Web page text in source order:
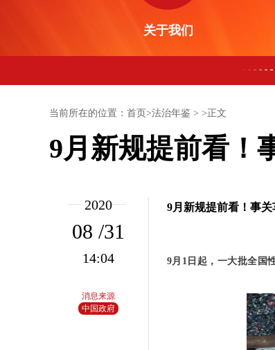
关于我们
当前所在的位置：首页>法治年鉴 > >正文
9月新规提前看
2020
08 /31
14:04
消息来源
中国政府
9月新规提前看！事
9月1日起，一大批全国